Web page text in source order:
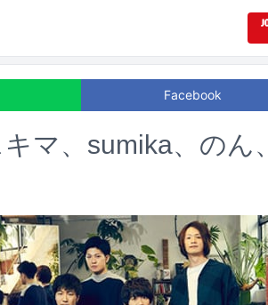
Facebook
マ、sumika、のん、